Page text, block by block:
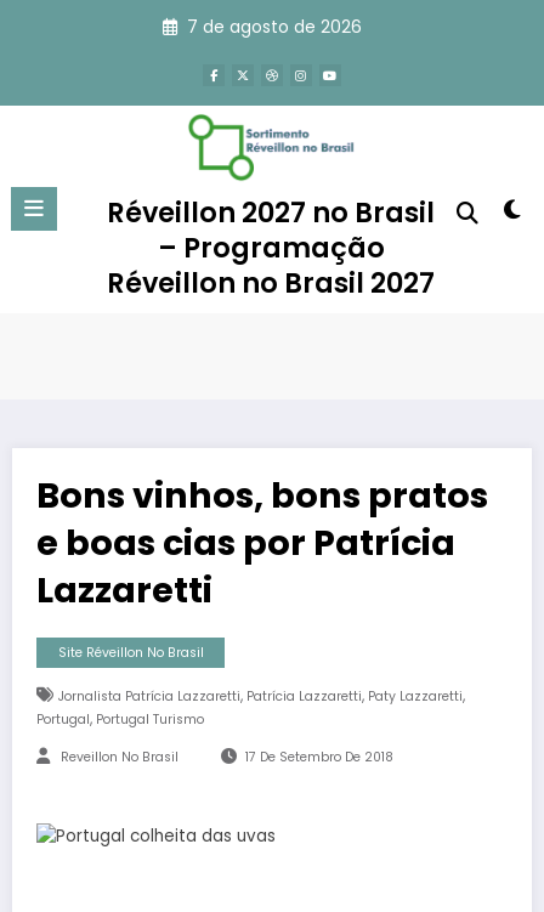
7 de agosto de 2026
Réveillon 2027 no Brasil
– Programação
Réveillon no Brasil 2027
Bons vinhos, bons pratos
e boas cias por Patrícia
Lazzaretti
Site Réveillon No Brasil
Jornalista Patrícia Lazzaretti, Patrícia Lazzaretti, Paty Lazzaretti,
Portugal, Portugal Turismo
Reveillon No Brasil 17 De Setembro De 2018